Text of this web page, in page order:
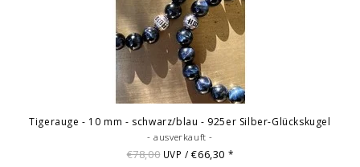
Tigerauge - 10 mm - schwarz/blau - 925er Silber-Glückskugel
- ausverkauft -
€78,00 UVP / €66,30 *